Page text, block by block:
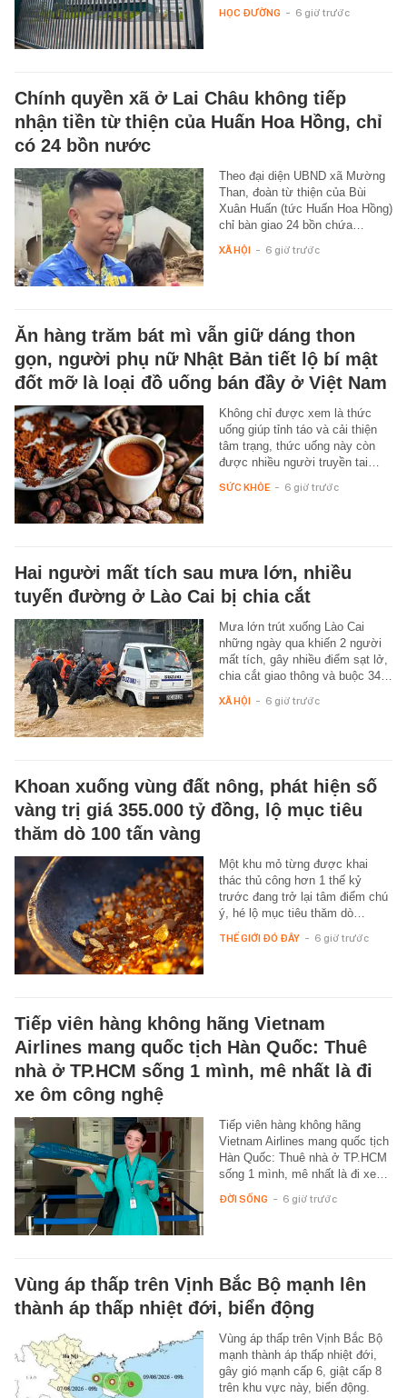
HỌC ĐƯỜNG - 6 giờ trước
Chính quyền xã ở Lai Châu không tiếp
nhận tiền từ thiện của Huấn Hoa Hồng, chỉ
có 24 bồn nước
Theo đại diện UBND xã Mường
Than, đoàn từ thiện của Bùi
Xuân Huấn (tức Huấn Hoa Hồng)
chỉ bàn giao 24 bồn chứa…
XÃ HỘI - 6 giờ trước
Ăn hàng trăm bát mì vẫn giữ dáng thon
gọn, người phụ nữ Nhật Bản tiết lộ bí mật
đốt mỡ là loại đồ uống bán đầy ở Việt Nam
Không chỉ được xem là thức
uống giúp tỉnh táo và cải thiện
tâm trạng, thức uống này còn
được nhiều người truyền tai…
SỨC KHỎE - 6 giờ trước
Hai người mất tích sau mưa lớn, nhiều
tuyến đường ở Lào Cai bị chia cắt
Mưa lớn trút xuống Lào Cai
những ngày qua khiến 2 người
mất tích, gây nhiều điểm sạt lở,
chia cắt giao thông và buộc 34…
XÃ HỘI - 6 giờ trước
Khoan xuống vùng đất nông, phát hiện số
vàng trị giá 355.000 tỷ đồng, lộ mục tiêu
thăm dò 100 tấn vàng
Một khu mỏ từng được khai
thác thủ công hơn 1 thế kỷ
trước đang trở lại tâm điểm chú
ý, hé lộ mục tiêu thăm dò…
THẾ GIỚI ĐÓ ĐÂY - 6 giờ trước
Tiếp viên hàng không hãng Vietnam
Airlines mang quốc tịch Hàn Quốc: Thuê
nhà ở TP.HCM sống 1 mình, mê nhất là đi
xe ôm công nghệ
Tiếp viên hàng không hãng
Vietnam Airlines mang quốc tịch
Hàn Quốc: Thuê nhà ở TP.HCM
sống 1 mình, mê nhất là đi xe…
ĐỜI SỐNG - 6 giờ trước
Vùng áp thấp trên Vịnh Bắc Bộ mạnh lên
thành áp thấp nhiệt đới, biển động
Vùng áp thấp trên Vịnh Bắc Bộ
mạnh thành áp thấp nhiệt đới,
gây gió mạnh cấp 6, giật cấp 8
trên khu vực này, biển động.